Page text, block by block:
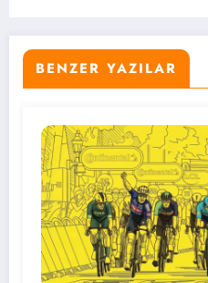
BENZER YAZILAR